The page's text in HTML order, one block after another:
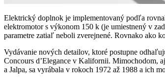
Elektrický doplnok je implementovaný podľa
elektromotor s výkonom 150 k (je umiestnený v
parametre zatiaľ neboli zverejnené. Rovnako ako
Vydávanie nových detailov, ktoré postupne
Concours d’Elegance v Kalifornii. Mimochodom,
a Jalpa, sa vyrábala v rokoch 1972 až 1988 a ich